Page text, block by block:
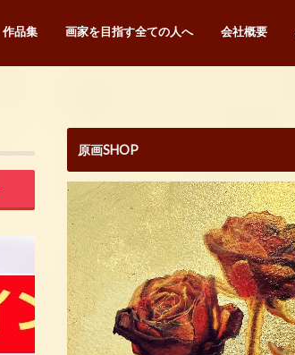
作品集 画家を目指す全ての人へ 会社概要
原画SHOP